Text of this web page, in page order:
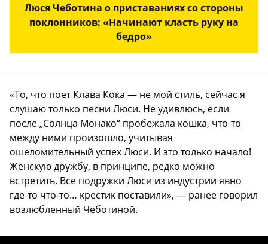
Люся Чеботина о приставаниях со стороны
поклонников: «Начинают класть руку на
бедро»
«То, что поет Клава Кока — не мой стиль, сейчас я
слушаю только песни Люси. Не удивлюсь, если
после „Солнца Монако“ пробежала кошка, что-то
между ними произошло, учитывая
ошеломительный успех Люси. И это только начало!
Женскую дружбу, в принципе, редко можно
встретить. Все подружки Люси из индустрии явно
где-то что-то… крестик поставили», — ранее говорил
возлюбленный Чеботиной.